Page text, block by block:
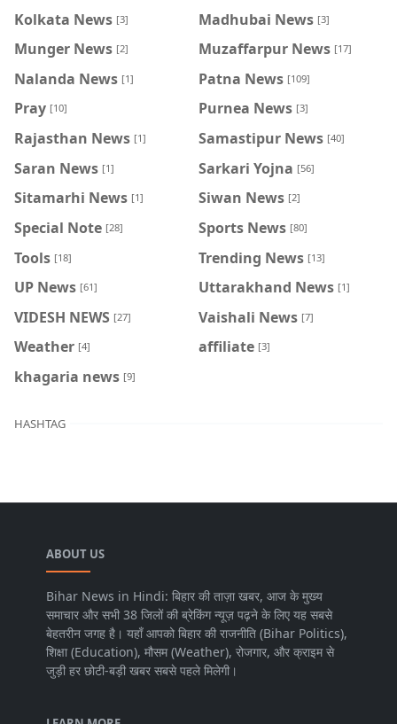
Kolkata News [3] Madhubai News [3]
Munger News [2] Muzaffarpur News [17]
Nalanda News [1] Patna News [109]
Pray [10] Purnea News [3]
Rajasthan News [1] Samastipur News [40]
Saran News [1] Sarkari Yojna [56]
Sitamarhi News [1] Siwan News [2]
Special Note [28] Sports News [80]
Tools [18] Trending News [13]
UP News [61] Uttarakhand News [1]
VIDESH NEWS [27] Vaishali News [7]
Weather [4] affiliate [3]
khagaria news [9]
HASHTAG
ABOUT US
Bihar News in Hindi: बिहार की ताज़ा खबर, आज के मुख्य
समाचार और सभी 38 जिलों की ब्रेकिंग न्यूज़ पढ़ने के लिए यह सबसे
बेहतरीन जगह है। यहाँ आपको बिहार की राजनीति (Bihar Politics),
शिक्षा (Education), मौसम (Weather), रोजगार, और क्राइम से
जुड़ी हर छोटी-बड़ी खबर सबसे पहले मिलेगी।